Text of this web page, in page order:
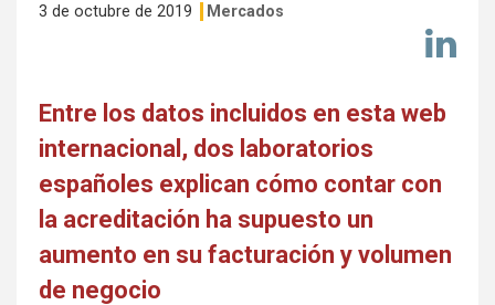
3 de octubre de 2019 Mercados
en
Entre los datos incluidos en esta web
internacional, dos laboratorios
españoles explican cómo contar con
la acreditación ha supuesto un
aumento en su facturación y volumen
de negocio